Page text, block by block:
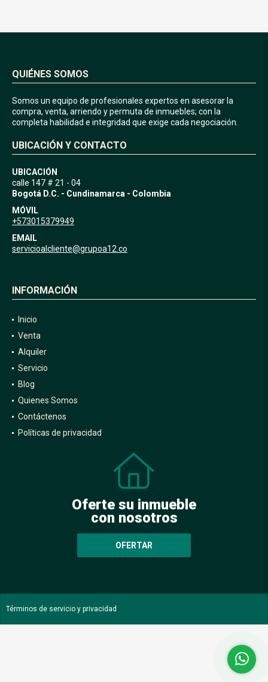
QUIÉNES SOMOS
Somos un equipo de profesionales expertos en asesorar la
compra, venta, arriendo y permuta de inmuebles; con la
completa habilidad e integridad que exige cada negociación.
UBICACIÓN Y CONTACTO
UBICACIÓN
calle 147 # 21 - 04
Bogotá D.C. - Cundinamarca - Colombia
MÓVIL
+573015379949
EMAIL
servicioalcliente@grupoa12.co
INFORMACIÓN
Inicio
Venta
Alquiler
Servicio
Blog
Quienes Somos
Contáctenos
Políticas de privacidad
Oferte su inmueble
con nosotros
OFERTAR
Términos de servicio y privacidad